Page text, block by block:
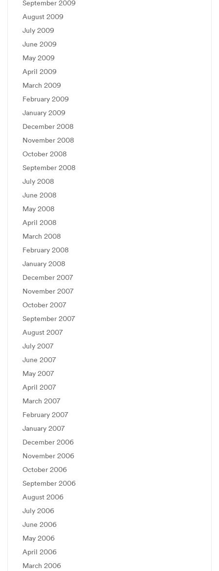
September 2009
August 2009
July 2009
June 2009
May 2009
April 2009
March 2009
February 2009
January 2009
December 2008
November 2008
October 2008
September 2008
July 2008
June 2008
May 2008
April 2008
March 2008
February 2008
January 2008
December 2007
November 2007
October 2007
September 2007
August 2007
July 2007
June 2007
May 2007
April 2007
March 2007
February 2007
January 2007
December 2006
November 2006
October 2006
September 2006
August 2006
July 2006
June 2006
May 2006
April 2006
March 2006